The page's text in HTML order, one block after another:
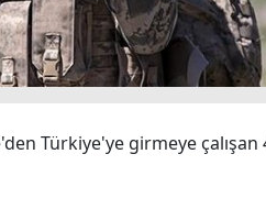
Türkiye'ye girmeye